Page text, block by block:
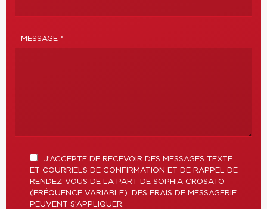
MESSAGE *
J’ACCEPTE DE RECEVOIR DES MESSAGES TEXTE
ET COURRIELS DE CONFIRMATION ET DE RAPPEL DE
RENDEZ-VOUS DE LA PART DE SOPHIA CROSATO
(FRÉQUENCE VARIABLE). DES FRAIS DE MESSAGERIE
PEUVENT S’APPLIQUER.